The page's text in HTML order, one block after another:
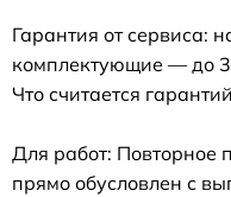
Гарантия от сервиса:
комплектующие — до 3
Что считается
Для работ: Повторное
прямо обусловлен с